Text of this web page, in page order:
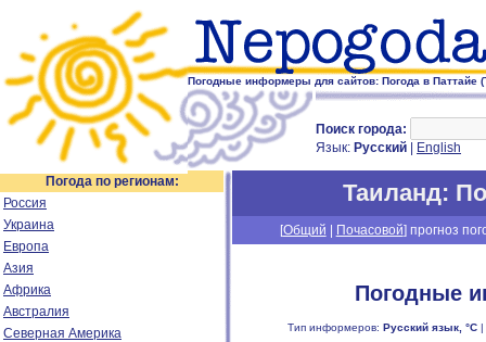
Погодные информеры для сайтов: Погода в Паттайе
Поиск города:
Язык: Русский English
Погода по регионам:
Россия
Украина
Европа
Азия
Африка
Австралия
Северная Америка
Таиланд:
[Общий Почасовой] прогноз
Погодные
Тип информеров: Русский язык, °C|